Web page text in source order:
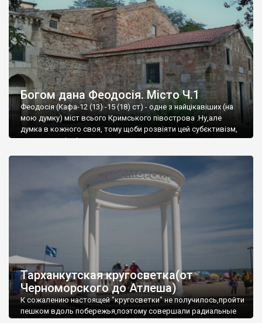
Богом дана Феодосія. Місто Ч.1
Феодосія (Кафа-12 (13) -15 (18) ст) - одне з найцікавіших (на
мою думку) міст всього Кримського півострова .Ну,але
думка в кожного своя, тому щоби розвіяти цей субєктивізм,
запрошую відвідати це
Тарханкутская кругосветка(от
Черноморского до Атлеша)
К сожалению настоящей "кругосветки" не получилось,пройти
пешком вдоль побережья,поэтому совершали радиальные